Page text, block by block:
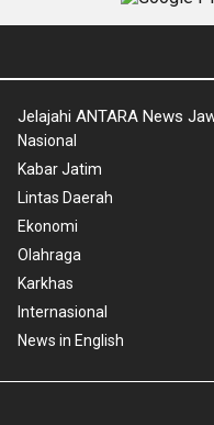
Jelajahi ANTARA News
Nasional
Kabar Jatim
Lintas Daerah
Ekonomi
Olahraga
Karkhas
Internasional
News in English